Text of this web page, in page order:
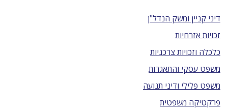
דיני קניין ומשק הנדל"ן
זכויות אזרחיות
כלכלה וזכויות צרכניות
משפט עסקי והתאגדות
משפט פלילי ודיני תנועה
פרקטיקה משפטית